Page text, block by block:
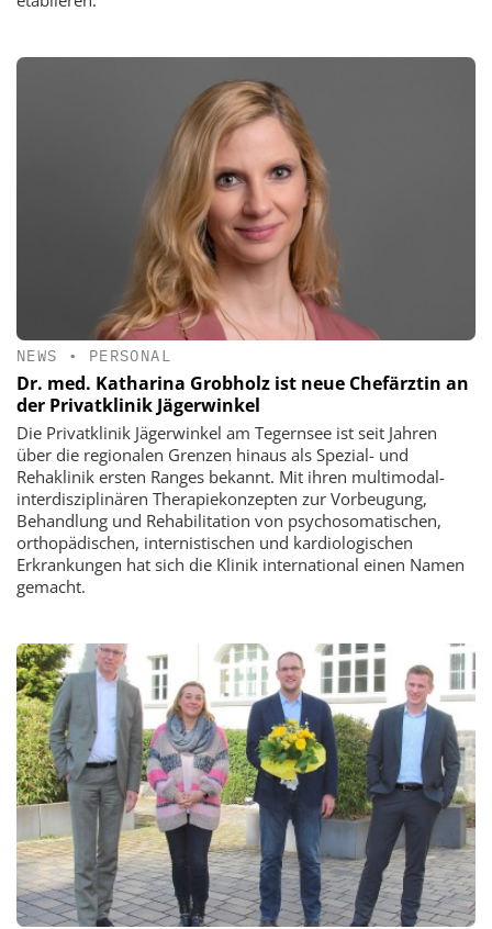
NEWS • PERSONAL
Dr. med. Katharina Grobholz ist neue Chefärztin an
der Privatklinik Jägerwinkel
Die Privatklinik Jägerwinkel am Tegernsee ist seit Jahren
über die regionalen Grenzen hinaus als Spezial- und
Rehaklinik ersten Ranges bekannt. Mit ihren multimodal-
interdisziplinären Therapiekonzepten zur Vorbeugung,
Behandlung und Rehabilitation von psychosomatischen,
orthopädischen, internistischen und kardiologischen
Erkrankungen hat sich die Klinik international einen Namen
gemacht.